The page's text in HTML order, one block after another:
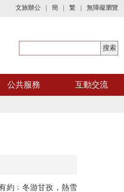
文旅辦公 | 簡 | 繁 | 無障礙瀏覽
公共服務 互動交流
約﹔冬游甘孜，熱雪